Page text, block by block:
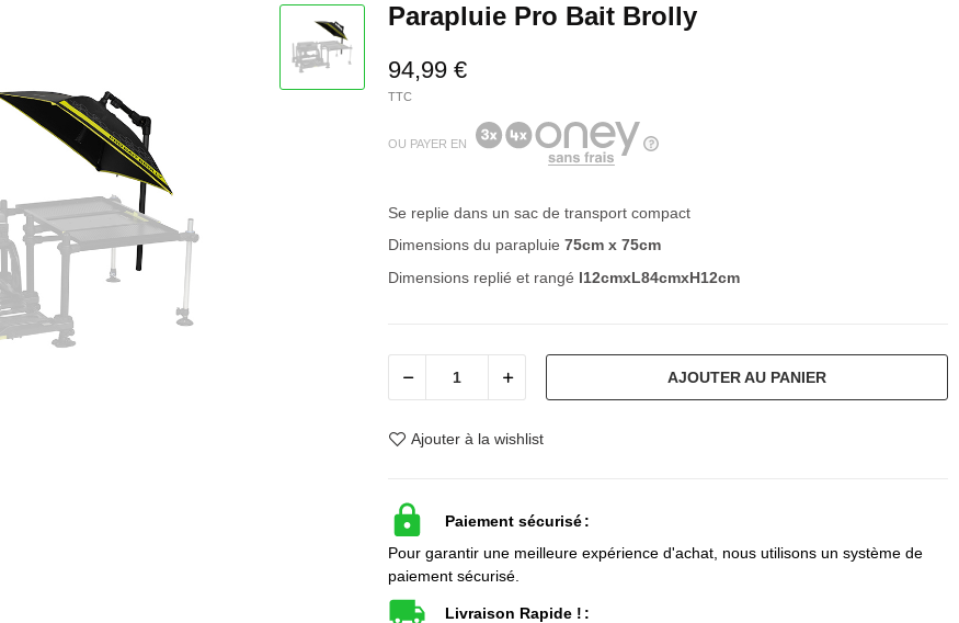
Parapluie Pro Bait Brolly
94,99 €
TTC
OU PAYER EN
Se replie dans un sac de transport compact
Dimensions du parapluie75cm x 75cm
Dimensions replié et rangé l12cmxL84cmxH12cm
AJOUTER AU PANIER
Ajouter à la wishlist
Paiement sécurisé
Pour garantir une meilleure expérience d'achat, nous utilisons un système de
paiement sécurisé.
Livraison Rapide !